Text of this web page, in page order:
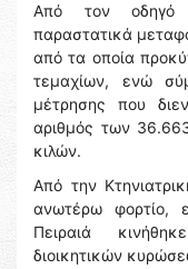
Από τον οδηγό
παραστατικά
από τα οποία
τεμαχίων, ενώ
μέτρησης που
αριθμός των
κιλών.
Από την
ανωτέρω φορτίο,
Πειραιά
διοικητικών